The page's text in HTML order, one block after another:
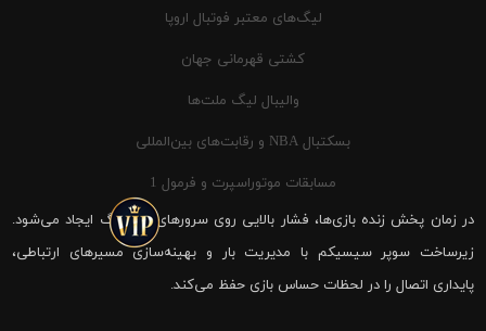
لیگ‌های معتبر فوتبال اروپا
کشتی قهرمانی جهان
والیبال لیگ ملت‌ها
بسکتبال NBA و رقابت‌های بین‌المللی
مسابقات موتوراسپرت و فرمول 1
در زمان پخش زنده بازی‌ها، فشار بالایی روی سرورهای شیرینگ ایجاد می‌شود.
زیرساخت سوپر سیسیکم با مدیریت بار و بهینه‌سازی مسیرهای ارتباطی،
پایداری اتصال را در لحظات حساس بازی حفظ می‌کند.